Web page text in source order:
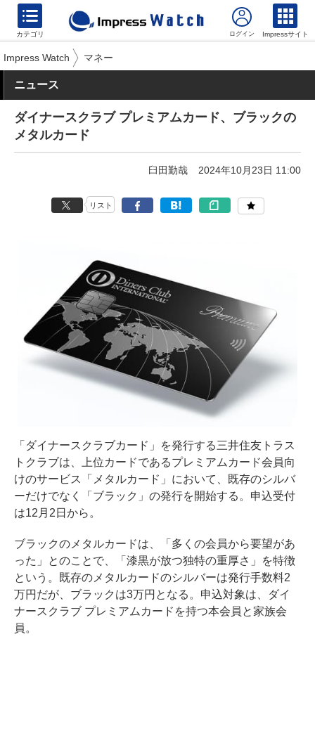
カテゴリ Impressサイト
Impress Watch マネー
ニュース
ダイナースクラブ プレミアムカード、ブラックの
メタルカード
臼田勤哉 2024年10月23日 11:00
リスト
「ダイナースクラブカード」を発行する三井住友トラス
トクラブは、上位カードであるプレミアムカード会員向
けのサービス「メタルカード」において、既存のシルバ
ーだけでなく「ブラック」の発行を開始する。申込受付
は12月2日から。
ブラックのメタルカードは、「多くの会員から要望があ
った」とのことで、「漆黒が放つ独特の重厚さ」を特徴
という。既存のメタルカードのシルバーは発行手数料2
万円だが、ブラックは3万円となる。申込対象は、ダイ
ナースクラブ プレミアムカードを持つ本会員と家族会
員。